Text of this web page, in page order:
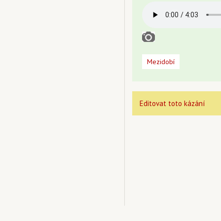
Mezidobí
Editovat toto kázání